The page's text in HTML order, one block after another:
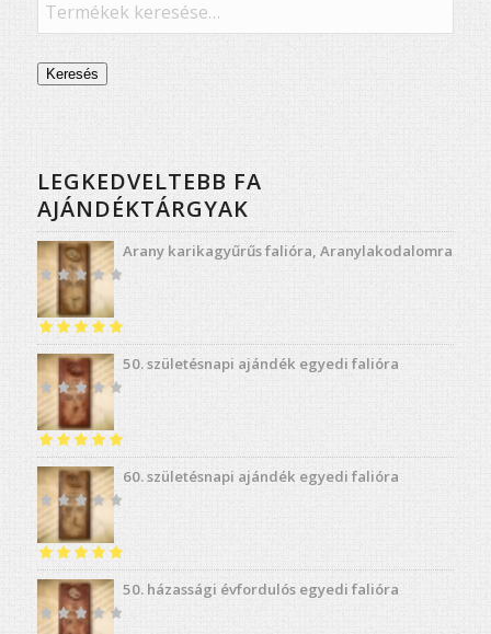
Keresés
LEGKEDVELTEBB FA
AJÁNDÉKTÁRGYAK
Arany karikagyűrűs falióra, Aranylakodalomra
Értékelés:4.98
/ 5
50. születésnapi ajándék egyedi falióra
Értékelés:5.00
/ 5
60. születésnapi ajándék egyedi falióra
Értékelés:5.00
/ 5
50. házassági évfordulós egyedi falióra